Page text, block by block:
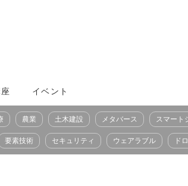
イベント
農業 土木建設 メタバース スマート
要素技術 セキュリティ ウェアラブル ド